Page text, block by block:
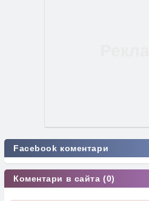
Facebook коментари
Коментари в сайта (0)